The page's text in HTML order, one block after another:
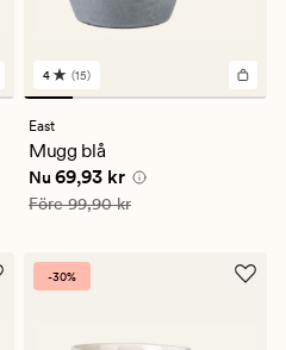
15
omdömen
med
ett
genomsnittligt
betyg
på
4
4 (15)
East
Mugg blå
Nuvarande pris
Nu 69,93 kr
Ordinarie pris
Före99,90 kr
-30%